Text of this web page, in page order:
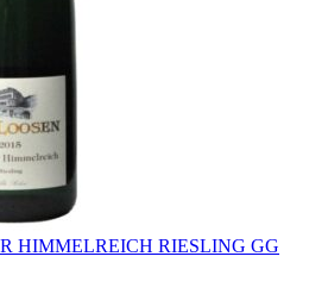
HIMMELREICH RIESLING GG